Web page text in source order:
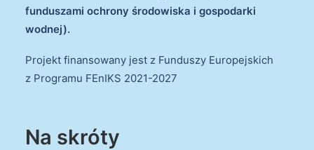
funduszami ochrony środowiska i gospodarki
wodnej).
Projekt finansowany jest z Funduszy Europejskich
z Programu FEnIKS 2021-2027
Na skróty